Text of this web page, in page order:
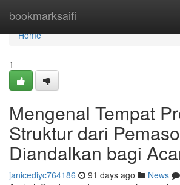
bookmarksaifi
Home
Home
1
Mengenal Tempat
Struktur dari
Diandalkan bagi
janicediyc764186 91 days ago News